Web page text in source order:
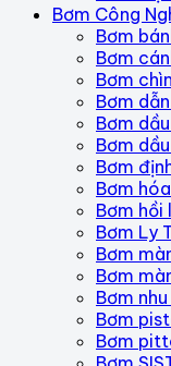
Bơm Công
Bơm
Bơm
Bơm
Bơm
Bơm
Bơm
Bơm
Bơm
Bơm hồi
Bơm Ly
Bơm
Bơm
Bơm
Bơm
Bơm